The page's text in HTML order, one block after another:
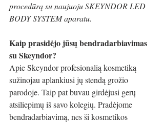
procedūrą su naujuoju SKEYNDOR LED
BODY SYSTEM aparatu.
Kaip prasidėjo jūsų bendradarbiavimas
su Skeyndor?
Apie Skeyndor profesionalią kosmetiką
sužinojau aplankiusi jų stendą grožio
parodoje. Taip pat buvau girdėjusi gerų
atsiliepimų iš savo kolegių. Pradėjome
bendradarbiavimą, nes ši kosmetikos